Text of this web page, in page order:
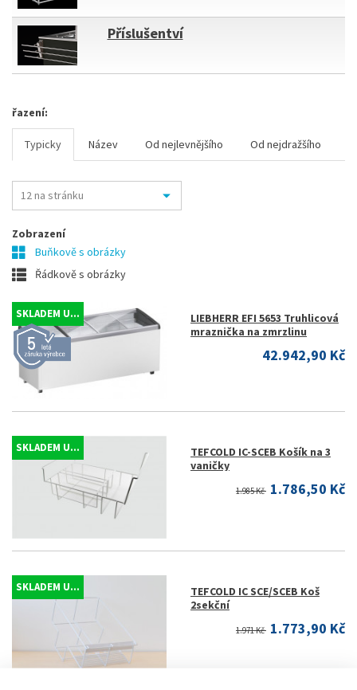
Příslušentví
řazení:
Typicky Název Od nejlevnějšího Od nejdražšího
Zobrazení
Buňkově s obrázky
Řádkově s obrázky
SKLADEM U...
LIEBHERR EFI 5653 Truhlicová
mraznička na zmrzlinu
42.942,90 Kč
SKLADEM U...
TEFCOLD IC-SCEB Košík na 3
vaničky
1.985 Kč 1.786,50 Kč
SKLADEM U...
TEFCOLD IC SCE/SCEB Koš
2sekční
1.971 Kč 1.773,90 Kč